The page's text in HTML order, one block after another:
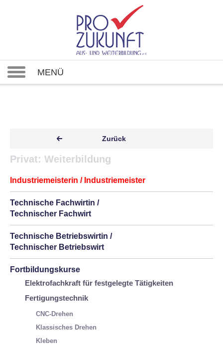
MENÜ
Zurück
Privat: Weiterbildung
Industriemeisterin / Industriemeister
Technische Fachwirtin /
Technischer Fachwirt
Technische Betriebswirtin /
Technischer Betriebswirt
Fortbildungskurse
Elektrofachkraft für festgelegte Tätigkeiten
Fertigungstechnik
CNC-Drehen
Klassisches Drehen
Kleben